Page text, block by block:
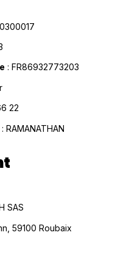
: FR86932773203
22
: RAMANATHAN
SAS
59100 Roubaix